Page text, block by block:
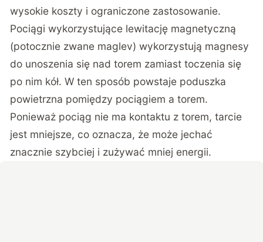
wysokie koszty i ograniczone zastosowanie.
Pociągi wykorzystujące lewitację magnetyczną
(potocznie zwane maglev) wykorzystują magnesy
do unoszenia się nad torem zamiast toczenia się
po nim kół. W ten sposób powstaje poduszka
powietrzna pomiędzy pociągiem a torem.
Ponieważ pociąg nie ma kontaktu z torem, tarcie
jest mniejsze, co oznacza, że może jechać
znacznie szybciej i zużywać mniej energii.